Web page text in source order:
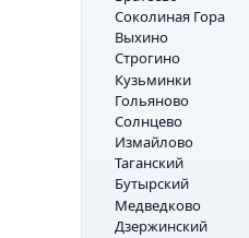
Соколиная Гора
Выхино
Строгино
Кузьминки
Гольяново
Солнцево
Измайлово
Таганский
Бутырский
Медведково
Дзержинский